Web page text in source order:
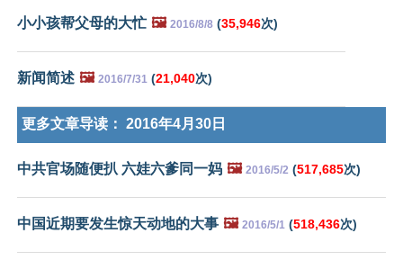
小小孩帮父母的大忙 🖼️ 2016/8/8 (35,946次)
新闻简述 🖼️ 2016/7/31 (21,040次)
更多文章导读： 2016年4月30日
中共官场随便扒 六娃六爹同一妈 🖼️ 2016/5/2 (517,685次)
中国近期要发生惊天动地的大事 🖼️ 2016/5/1 (518,436次)